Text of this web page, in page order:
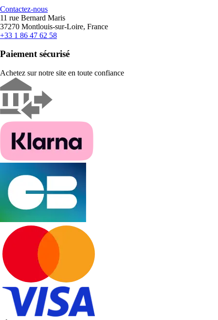
Contactez-nous
11 rue Bernard Maris
37270 Montlouis-sur-Loire, France
+33 1 86 47 62 58
Paiement sécurisé
Achetez sur notre site en toute confiance